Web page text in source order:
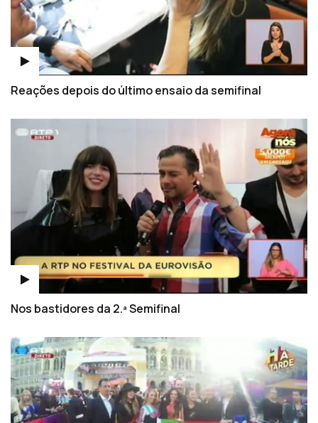
Reações depois do último ensaio da semifinal
Nos bastidores da 2.ª Semifinal